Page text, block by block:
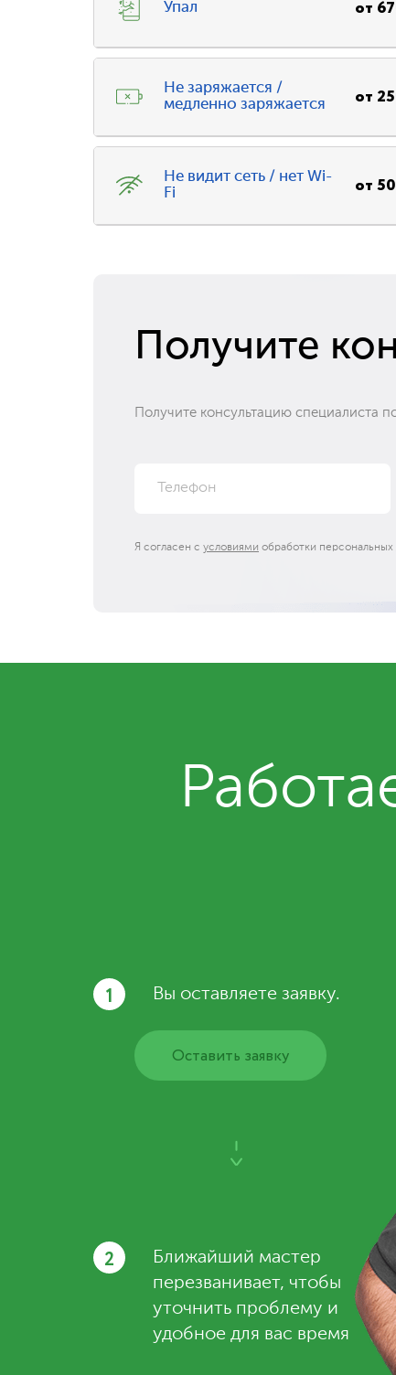
Упал от
Не заряжается /
медленно заряжается
от
Не видит сеть / нет Wi-
Fi
от
Получите
Получите консультацию специалиста
Я согласен с условиями обработки персональных
1 Вы оставляете заявку.
Оставить заявку
2
Ближайший мастер
перезванивает, чтобы
уточнить проблему и
удобное для вас время